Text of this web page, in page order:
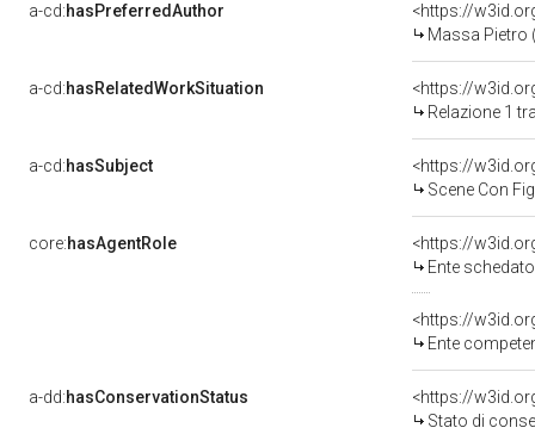
a-cd:hasPreferredAuthor
<https://
Massa Pietro
a-cd:hasRelatedWorkSituation
Relazione 1
a-cd:hasSubject
<https://
Scene Con
core:hasAgentRole
<https://
Ente schedatore
<https://
Ente
a-dd:hasConservationStatus
<https://
Stato di